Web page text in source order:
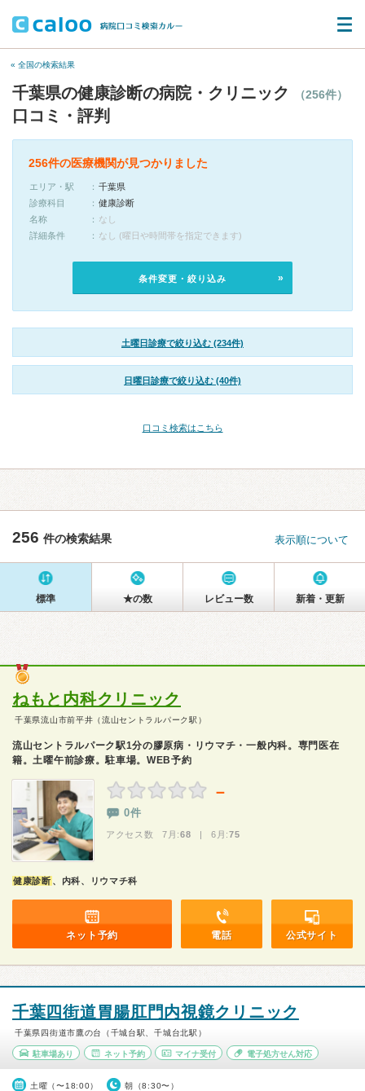
« 全国の検索結果
千葉県の健康診断の病院・クリニック （256件）
口コミ・評判
256件の医療機関が見つかりました
エリア・駅
千葉県
診療科目
健康診断
名称
なし
詳細条件
なし (曜日や時間帯を指定できます)
条件変更・絞り込み
土曜日診療で絞り込む (234件)
日曜日診療で絞り込む (40件)
口コミ検索はこちら
256 件の検索結果 表示順について
標準 ★の数 レビュー数 新着・更新
ねもと内科クリニック
千葉県流山市前平井（流山セントラルパーク駅）
流山セントラルパーク駅1分の膠原病・リウマチ・一般内科。専門医在
籍。土曜午前診療。駐車場。WEB予約
－
0件
アクセス数 7月:68 | 6月:75
健康診断 、内科、リウマチ科
ネット予約 電話 公式サイト
千葉四街道胃腸肛門内視鏡クリニック
千葉県四街道市鷹の台（千城台駅、千城台北駅）
駐車場あり ネット予約 マイナ受付 電子処方せん対応
土曜（〜18:00） 朝（8:30〜）